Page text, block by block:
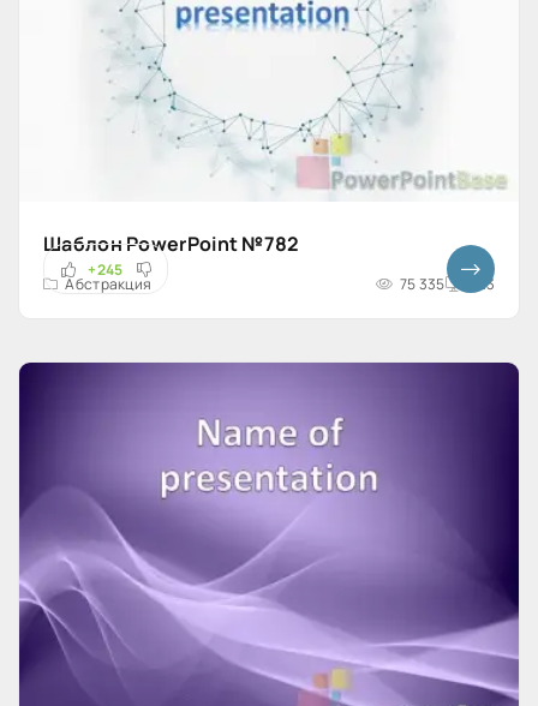
Шаблон PowerPoint №782
Абстракция 75 335 4x3
+245